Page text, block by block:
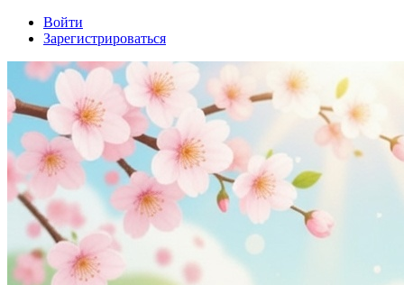
Войти
Зарегистрироваться